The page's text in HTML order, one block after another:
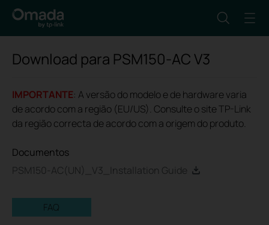
Download para PSM150-ACV3
IMPORTANTE: A versão do modelo e de hardware varia
de acordo com a região (EU/US). Consulte o site TP-Link
da região correcta de acordo com a origem do produto.
Documentos
PSM150-AC(UN)_V3_Installation Guide
FAQ